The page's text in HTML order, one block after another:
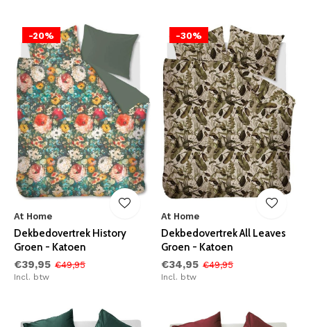
-20%
At Home
Dekbedovertrek History
Groen - Katoen
€39,95 €49,95
Incl. btw
-30%
At Home
Dekbedovertrek All Leaves
Groen - Katoen
€34,95 €49,95
Incl. btw